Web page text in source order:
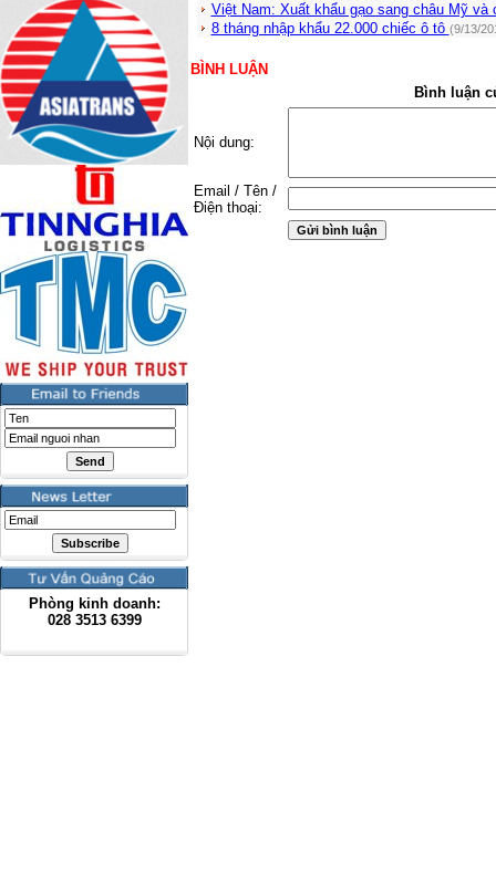
Phòng kinh doanh:
028 3513 6399
Việt Nam: Xuất khẩu gạo sang châu Mỹ và
8 tháng nhập khẩu 22.000 chiếc ô tô (9/13/
BÌNH LUẬN
Bình luận
Nội dung:
Email / Tên /
Điện thoại: